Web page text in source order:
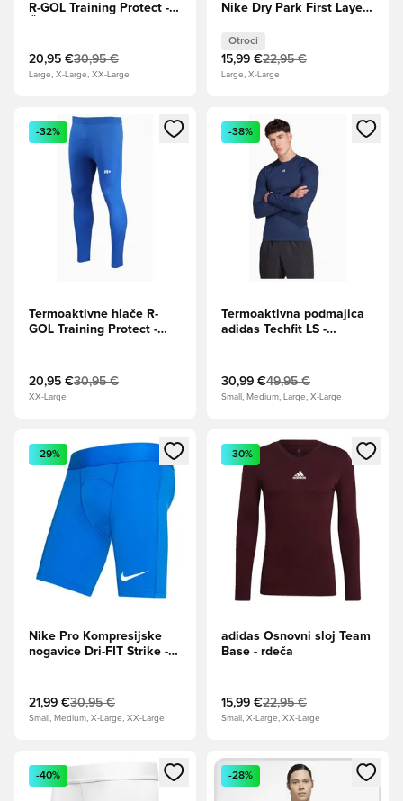
R-GOL Training Protect -
20,95 €30,95 €
Large, X-Large, XX-Large
Nike Dry Park First Layer
Otroci
15,99 €22,95 €
Large, X-Large
Odpre Modal za prijavo ali vpis kot član
-32%
Termoaktivne hlače R-
GOL Training Protect -
20,95 €30,95 €
XX-Large
Odpre Modal za prijavo ali
-38%
Termoaktivna podmajica
adidas Techfit LS -
30,99 €49,95 €
Small, Medium, Large, X-Large
Odpre Modal za prijavo ali vpis kot član
-29%
Nike Pro Kompresijske
nogavice Dri-FIT Strike -
21,99 €30,95 €
Small, Medium, X-Large, XX-Large
Odpre Modal za prijavo ali
-30%
adidas Osnovni sloj Team
Base - rdeča
15,99 €22,95 €
Small, X-Large, XX-Large
Odpre Modal za prijavo ali vpis kot član
-40%
Odpre Modal za prijavo ali
-28%